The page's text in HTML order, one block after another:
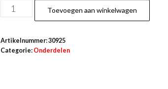
Equalization
extension
-
Toevoegen aan winkelwagen
Artikelnummer:30925
Categorie: Onderdelen